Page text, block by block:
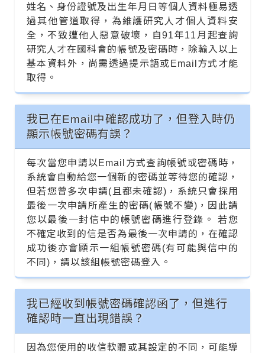
姓名、身份證號及出生年月日等個人資料極易透
過其他管道取得，為維護研究人才個人資料安
全，不致遭他人惡意破壞，自91年11月起查詢
研究人才在國科會的帳號及密碼時，除輸入以上
基本資料外，尚需透過提示語或Email方式才能
取得。
我已在Email中確認成功了，但登入時仍
顯示帳號密碼有誤？
每次當您申請以Email方式查詢帳號或密碼時，
系統會自動給您一個新的密碼並等待您的確認，
但若您曾多次申請(且都未確認)，系統只會採用
最後一次申請所產生的密碼(帳號不變)，因此請
您以最後一封信中的帳號密碼進行登錄。 若您
不確定收到的信是否為最後一次申請的，在確認
成功後亦會顯示一組帳號密碼(有可能與信中的
不同)，請以該組帳號密碼登入。
我已經收到帳號密碼確認函了，但進行
確認時一直出現錯誤？
因為您使用的收信軟體或其設定的不同，可能導